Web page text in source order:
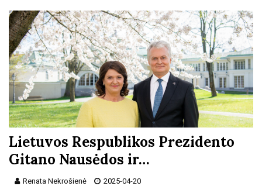
Lietuvos Respublikos Prezidento
Gitano Nausėdos ir…
Renata Nekrošienė 2025-04-20